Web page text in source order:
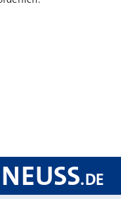
NEUSS.DE